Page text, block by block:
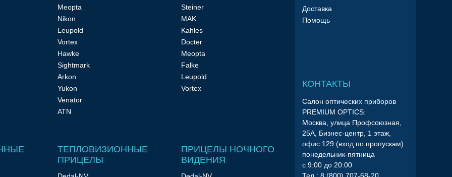
Meopta
Nikon
Leupold
Vortex
Hawke
Sightmark
Arkon
Yukon
Venator
ATN
Steiner
MAK
Kahles
Docter
Meopta
Falke
Leupold
Vortex
ТЕПЛОВИЗИОННЫЕ
ПРИЦЕЛЫ
ПРИЦЕЛЫ НОЧНОГО
ВИДЕНИЯ
Доставка
Помощь
КОНТАКТЫ
Салон оптических приборов
PREMIUM OPTICS:
Москва, улица Профсоюзная,
25А, Бизнес-центр, 1 этаж,
офис 129 (вход по пропускам)
понедельник-пятница
с 9:00 до 20:00